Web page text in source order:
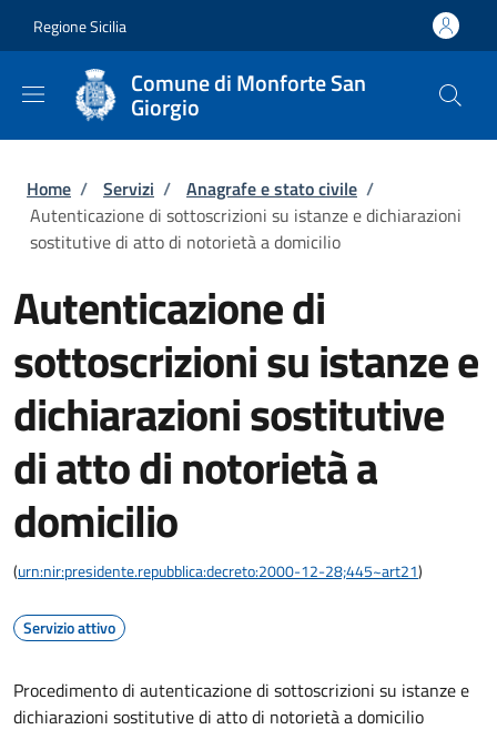
Regione Sicilia
Comune di Monforte San
Giorgio
Briciole di pane
Home / Servizi / Anagrafe e stato civile /
Autenticazione di sottoscrizioni su istanze e dichiarazioni
sostitutive di atto di notorietà a domicilio
Autenticazione di
sottoscrizioni su istanze e
dichiarazioni sostitutive
di atto di notorietà a
domicilio
(urn:nir:presidente.repubblica:decreto:2000-12-28;445~art21)
Servizio attivo
Procedimento di autenticazione di sottoscrizioni su istanze e
dichiarazioni sostitutive di atto di notorietà a domicilio